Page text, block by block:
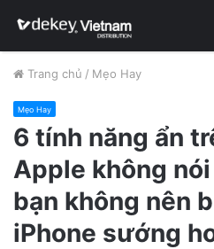
Trang chủ / Mẹo Hay
Mẹo Hay
6 tính năng ẩn
Apple không
bạn không nên
iPhone sướng